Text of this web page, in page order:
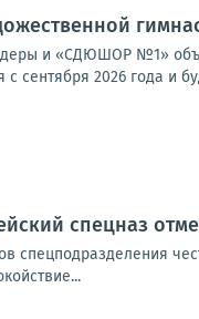
и «СДЮШОР №1»
с сентября 2026 года и
спецназ
спецподразделения